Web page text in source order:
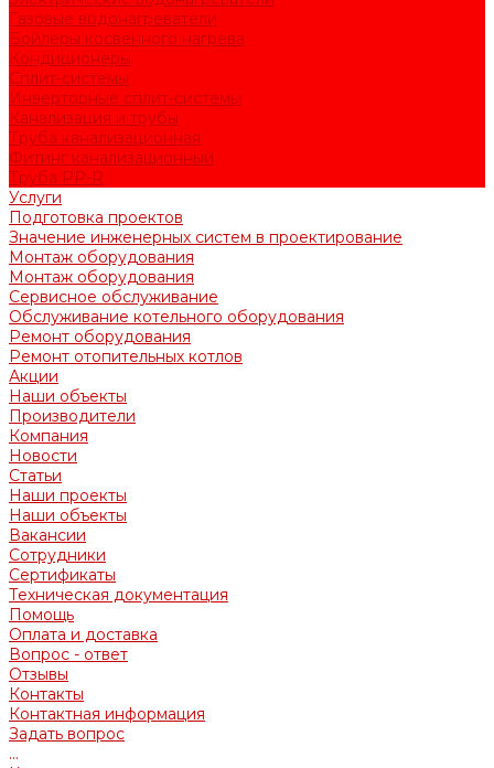
Газовые водонагреватели
Бойлеры косвенного нагрева
Кондиционеры
Сплит-системы
Инверторные сплит-системы
Канализация и трубы
Труба канализационная
Фитинг канализационный
Труба PP-R
Услуги
Подготовка проектов
Значение инженерных систем в проектирование
Монтаж оборудования
Монтаж оборудования
Сервисное обслуживание
Обслуживание котельного оборудования
Ремонт оборудования
Ремонт отопительных котлов
Акции
Наши объекты
Производители
Компания
Новости
Статьи
Наши проекты
Наши объекты
Вакансии
Сотрудники
Сертификаты
Техническая документация
Помощь
Оплата и доставка
Вопрос - ответ
Отзывы
Контакты
Контактная информация
Задать вопрос
...